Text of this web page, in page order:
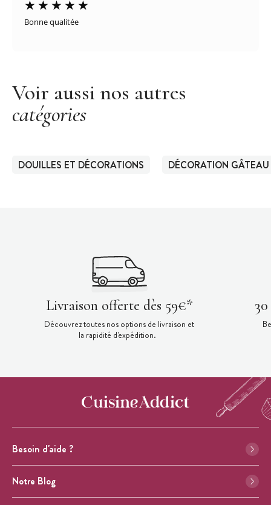
Bonne qualitée
Voir aussi nos autres
catégories
DOUILLES ET DÉCORATIONS DÉCORATION GÂTEAU
Livraison offerte dès 59€*
Découvrez toutes nos options de livraison et
la rapidité d'expédition.
Besoin d'aide ?
Notre Blog